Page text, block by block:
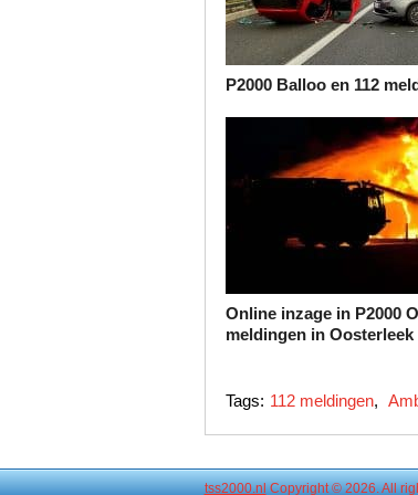
P2000 Balloo en 112
Online inzage in P2000
meldingen in Oosterleek
Tags: 112 meldingen,
tss2000.nlCopyright © 2026. All